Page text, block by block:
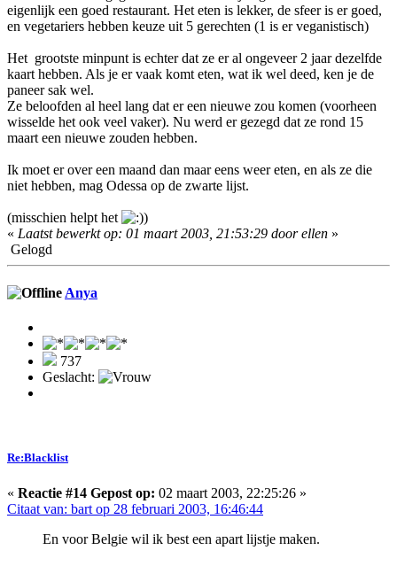
eigenlijk een goed restaurant. Het eten is lekker, de sfeer is er goed,
en vegetariers hebben keuze uit 5 gerechten (1 is er veganistisch)
Het grootste minpunt is echter dat ze er al ongeveer 2 jaar dezelfde
kaart hebben. Als je er vaak komt eten, wat ik wel deed, ken je de
paneer sak wel.
Ze beloofden al heel lang dat er een nieuwe zou komen (voorheen
wisselde het ook veel vaker). Nu werd er gezegd dat ze rond 15
maart een nieuwe zouden hebben.
Ik moet er over een maand dan maar eens weer eten, en als ze die
niet hebben, mag Odessa op de zwarte lijst.
(misschien helpt het
)
« Laatst bewerkt op: 01 maart 2003, 21:53:29 door ellen »
Gelogd
Anya
737
Geslacht:
Re:Blacklist
« Reactie #14 Gepost op: 02 maart 2003, 22:25:26 »
Citaat van: bart op 28 februari 2003, 16:46:44
En voor Belgie wil ik best een apart lijstje maken.